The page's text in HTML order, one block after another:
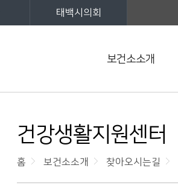
태백시의회
보건소소개
건강생활지원센터
홈 보건소소개 찾아오시는길